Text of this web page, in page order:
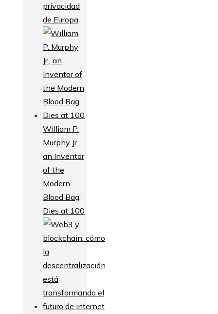
privacidad
de Europa
William P.
Murphy Jr.,
an Inventor
of the
Modern
Blood Bag,
Dies at 100